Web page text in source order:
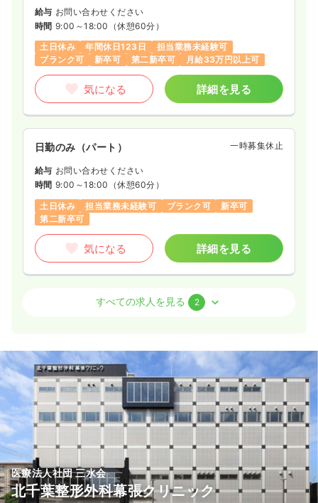
給与 お問い合わせください
時間 9:00～18:00 （休憩60分）
土日休み
年間休日123日
担当業務未経験可
ブランク可
新卒可 第二新卒可 月給33万円以上可
気になる 詳細を見る
日勤のみ（パート） 一時募集休止
給与 お問い合わせください
時間 9:00～18:00 （休憩60分）
土日休み
担当業務未経験可 ブランク可
新卒可
第二新卒可
気になる 詳細を見る
准看護師
給与 25.0〜33.0万円 賞与2ヶ月
※一例
時間 9:00～18:00（休憩60分）
土日祝休み
年間休日122日
担当業務未経験可
新卒可 第二新卒可 月給33万円以上可
気になる 詳細を見る
すべての求人を見る 2
医療法人社団 三水会
北千葉整形外科幕張クリニック